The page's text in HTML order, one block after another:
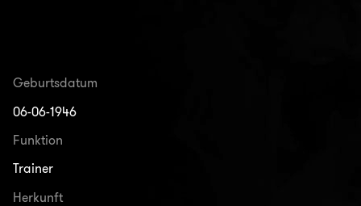
Geburtsdatum
06-06-1946
Funktion
Trainer
Herkunft